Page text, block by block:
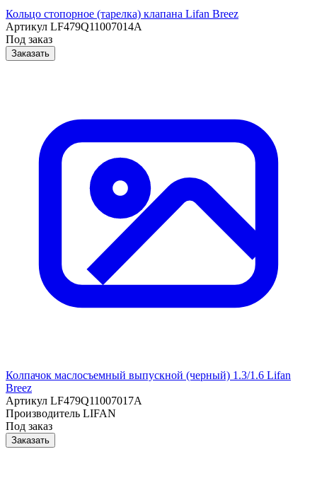
Кольцо стопорное (тарелка) клапана Lifan Breez
Артикул LF479Q11007014A
Под заказ
Заказать
Колпачок маслосъемный выпускной (черный) 1.3/1.6 Lifan
Breez
Артикул LF479Q11007017A
Производитель LIFAN
Под заказ
Заказать